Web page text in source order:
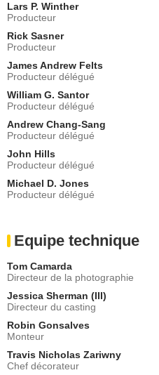
Lars P. Winther
Producteur
Rick Sasner
Producteur
James Andrew Felts
Producteur délégué
William G. Santor
Producteur délégué
Andrew Chang-Sang
Producteur délégué
John Hills
Producteur délégué
Michael D. Jones
Producteur délégué
Equipe technique
Tom Camarda
Directeur de la photographie
Jessica Sherman (III)
Directeur du casting
Robin Gonsalves
Monteur
Travis Nicholas Zariwny
Chef décorateur